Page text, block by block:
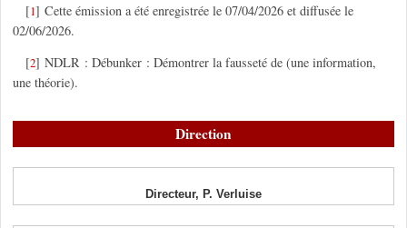
[1]Cette émission a été enregistrée le 07/04/2026 et diffusée le
02/06/2026.
[2]NDLR : Débunker : Démontrer la fausseté de (une information,
une théorie).
Direction
Directeur, P. Verluise